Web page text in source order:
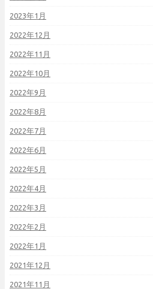
2023年1月
2022年12月
2022年11月
2022年10月
2022年9月
2022年8月
2022年7月
2022年6月
2022年5月
2022年4月
2022年3月
2022年2月
2022年1月
2021年12月
2021年11月